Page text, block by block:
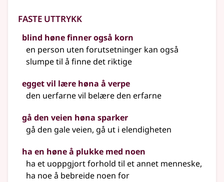
Faste uttrykk
blind høne finner også korn
en person uten forutsetninger kan også
slumpe til å finne det riktige
egget vil lære høna å verpe
den uerfarne vil belære den erfarne
gå den veien høna sparker
gå den gale veien, gå ut i elendigheten
ha en høne å plukke med noen
ha et uoppgjort forhold til et annet menneske,
ha noe å bebreide noen for